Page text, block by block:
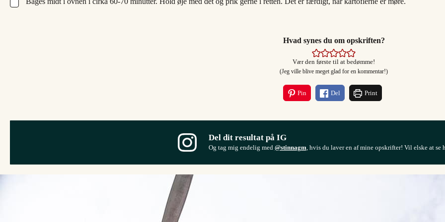
Hvad synes du om opskriften?
Vær den første til at bedømme!
(Jeg ville blive meget glad for en kommentar!)
Pin Del Print
Del dit resultat på IG
Og tag mig endelig med @stinnagm, hvis du laver en af mine opskrifter! Vil elske at se